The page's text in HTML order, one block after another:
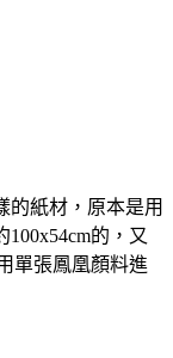
的紙材，原本是用
的，又
單張鳳凰顏料進